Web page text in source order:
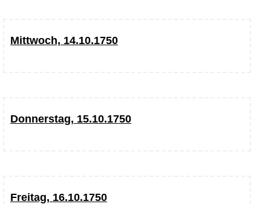
Mittwoch, 14.10.1750
Donnerstag, 15.10.1750
Freitag, 16.10.1750